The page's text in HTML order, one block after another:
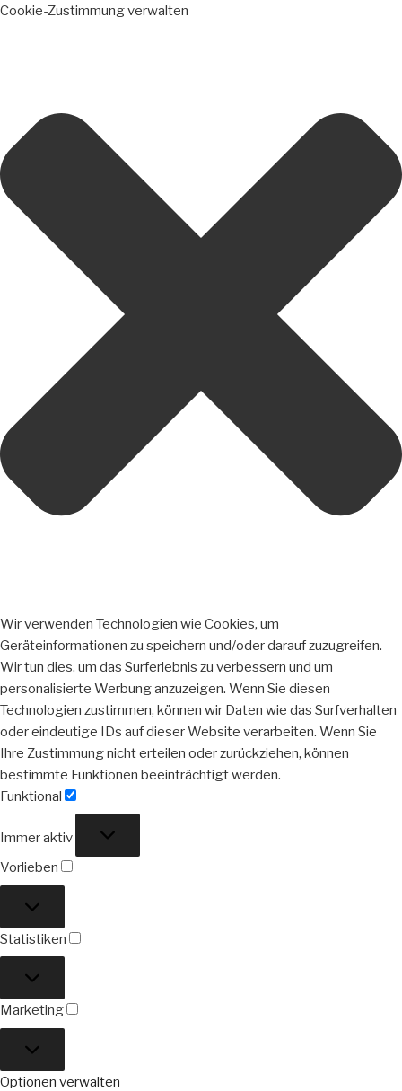
Cookie-Zustimmung verwalten
Wir verwenden Technologien wie Cookies, um
Geräteinformationen zu speichern und/oder darauf zuzugreifen.
Wir tun dies, um das Surferlebnis zu verbessern und um
personalisierte Werbung anzuzeigen. Wenn Sie diesen
Technologien zustimmen, können wir Daten wie das Surfverhalten
oder eindeutige IDs auf dieser Website verarbeiten. Wenn Sie
Ihre Zustimmung nicht erteilen oder zurückziehen, können
bestimmte Funktionen beeinträchtigt werden.
Funktional
Immer aktiv
Vorlieben
Statistiken
Marketing
Optionen verwalten